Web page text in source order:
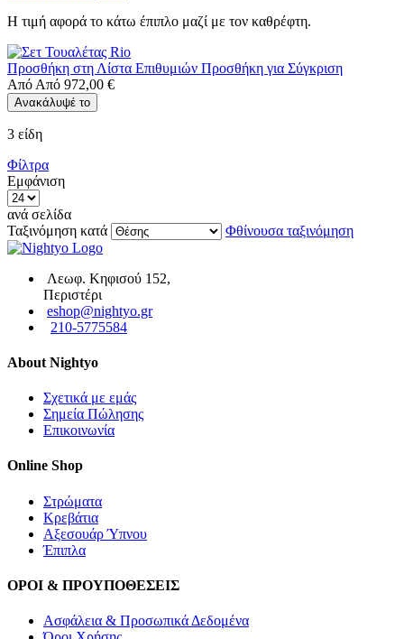
Η τιμή αφορά το κάτω έπιπλο μαζί με τον καθρέφτη.
Προσθήκη στη Λίστα Επιθυμιών Προσθήκη για Σύγκριση
Από Από 972,00 €
Ανακάλυψέ το
3 είδη
Φίλτρα
Εμφάνιση
ανά σελίδα
Ταξινόμηση κατά
Φθίνουσα ταξινόμηση
Λεωφ. Κηφισού 152,
Περιστέρι
eshop@nightyo.gr
210-5775584
About Nightyo
Σχετικά με εμάς
Σημεία Πώλησης
Επικοινωνία
Online Shop
Στρώματα
Κρεβάτια
Αξεσουάρ Ύπνου
Έπιπλα
ΟΡΟΙ & ΠΡΟΥΠΟΘΕΣΕΙΣ
Ασφάλεια & Προσωπικά Δεδομένα